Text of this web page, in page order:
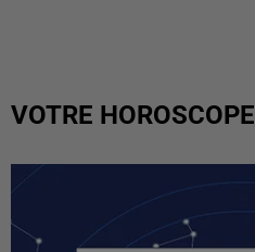
VOTRE HOROSCOPE